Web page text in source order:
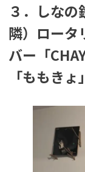
３．しな
隣）ロータ
バー「
「ももき